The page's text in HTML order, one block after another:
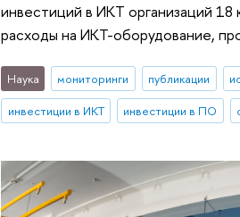
инвестиций в ИКТ организаций 18
расходы на ИКТ-оборудование,
Наука мониторинги публикации
инвестиции в ИКТ
инвестиции в ПО